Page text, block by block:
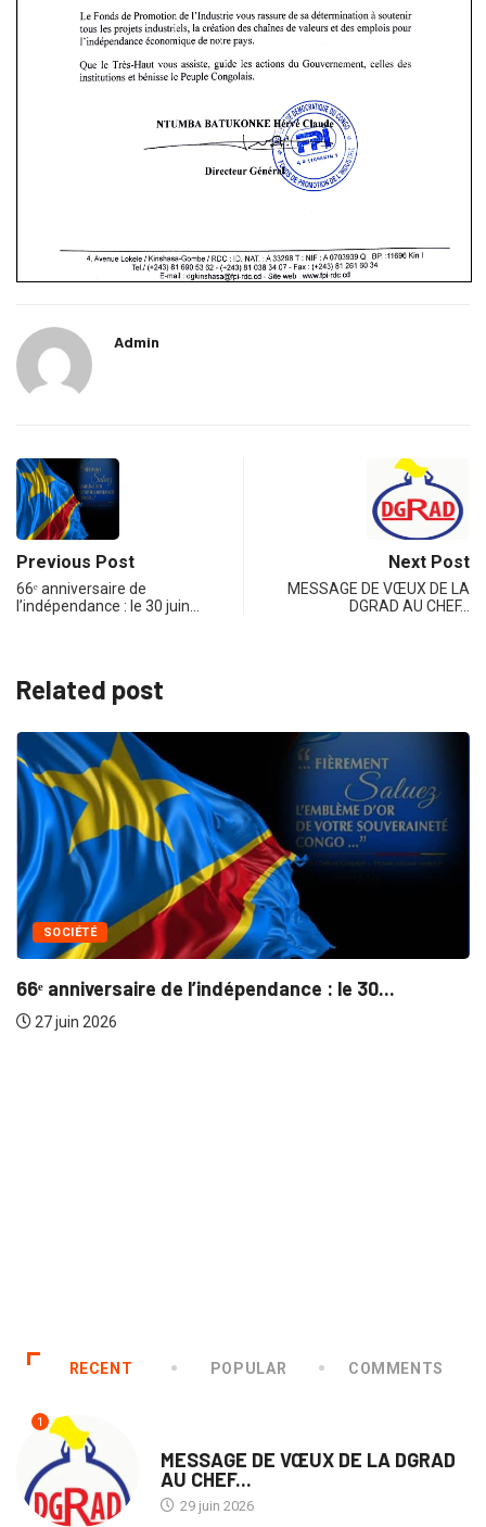
Admin
Previous Post
66ᵉ anniversaire de
l’indépendance : le 30 juin…
Next Post
MESSAGE DE VŒUX DE LA
DGRAD AU CHEF…
Related post
SOCIÉTÉ
66ᵉ anniversaire de l’indépendance : le 30...
27 juin 2026
RECENT POPULAR COMMENTS
1
MESSAGE DE VŒUX DE LA DGRAD
AU CHEF...
29 juin 2026